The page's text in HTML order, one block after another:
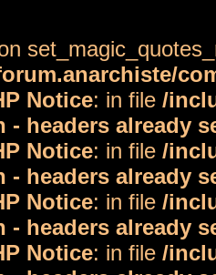
Notice: in file /
- headers already
Notice: in file /
- headers already
Notice: in file /
- headers already
Notice: in file /